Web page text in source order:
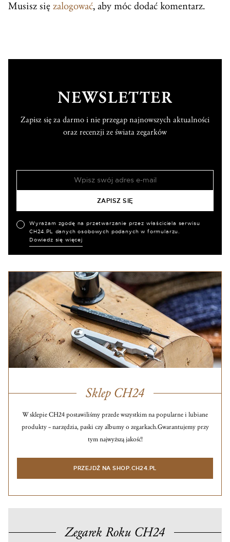
Musisz się zalogować, aby móc dodać komentarz.
NEWSLETTER
Zapisz się za darmo i nie przegap najnowszych aktualności
oraz recenzji ze świata zegarków
Wyrażam zgodę na przetwarzanie przez właściciela serwisu
CH24.PL danych osobowych podanych w formularzu.
Dowiedz się więcej
Sklep CH24
W sklepie CH24 postawiliśmy przede wszystkim na popularne i lubiane
produkty – narzędzia, paski czy albumy o zegarkach.Gwarantujemy przy
tym najwyższą jakość!
PRZEJDŹ NA SHOP.CH24.PL
Zegarek Roku CH24